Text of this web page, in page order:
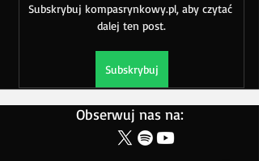
Subskrybuj kompasrynkowy.pl, aby czytać
dalej ten post.
Subskrybuj
Obserwuj nas na: